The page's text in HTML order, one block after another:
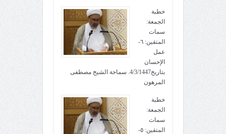
خطبة
الجمعة:
سمات
المتقين: ٦-
عمل
الإحسان
بتاريخ4/3/1447. سماحة الشيخ مصطفى
المرهون
خطبة
الجمعة:
سمات
المتقين: ٥-